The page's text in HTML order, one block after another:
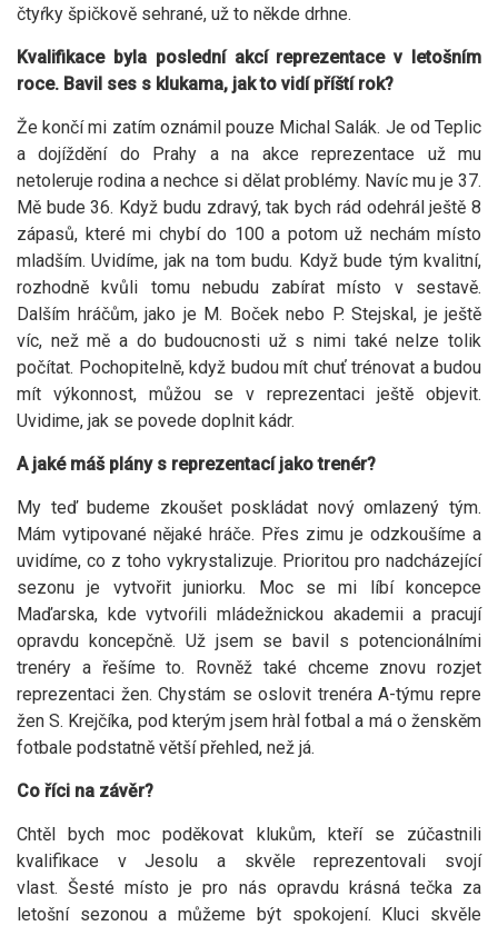
čtyŕky špičkově sehrané, už to někde drhne.
Kvalifikace byla poslední akcí reprezentace v letošním
roce. Bavil ses s klukama, jak to vidí příští rok?
Že končí mi zatím oznámil pouze Michal Salák. Je od Teplic
a dojíždění do Prahy a na akce reprezentace už mu
netoleruje rodina a nechce si dělat problémy. Navíc mu je 37.
Mě bude 36. Když budu zdravý, tak bych rád odehrál ještě 8
zápasů, které mi chybí do 100 a potom už nechám místo
mladším. Uvidíme, jak na tom budu. Když bude tým kvalitní,
rozhodně kvůli tomu nebudu zabírat místo v sestavě.
Dalším hráčům, jako je M. Boček nebo P. Stejskal, je ještě
víc, než mě a do budoucnosti už s nimi také nelze tolik
počítat. Pochopitelně, když budou mít chuť trénovat a budou
mít výkonnost, můžou se v reprezentaci ještě objevit.
Uvidime, jak se povede doplnit kádr.
A jaké máš plány s reprezentací jako trenér?
My teď budeme zkoušet poskládat nový omlazený tým.
Mám vytipované nějaké hráče. Přes zimu je odzkoušíme a
uvidíme, co z toho vykrystalizuje. Prioritou pro nadcházející
sezonu je vytvořit juniorku. Moc se mi líbí koncepce
Maďarska, kde vytvoŕili mládežnickou akademii a pracují
opravdu koncepčně. Už jsem se bavil s potencionálními
trenéry a řešíme to. Rovněž také chceme znovu rozjet
reprezentaci žen. Chystám se oslovit trenéra A-týmu repre
žen S. Krejčíka, pod kterým jsem hràl fotbal a má o ženskěm
fotbale podstatně větší přehled, než já.
Co říci na závěr?
Chtěl bych moc poděkovat klukům, kteří se zúčastnili
kvalifikace v Jesolu a skvěle reprezentovali svojí
vlast. Šesté místo je pro nás opravdu krásná tečka za
letošní sezonou a můžeme být spokojení. Kluci skvěle